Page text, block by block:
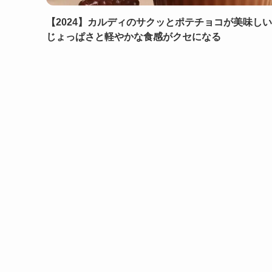
【2024】カルディのサクッとポテチョコが美味し
じょっぱさと軽やかな食感がクセになる